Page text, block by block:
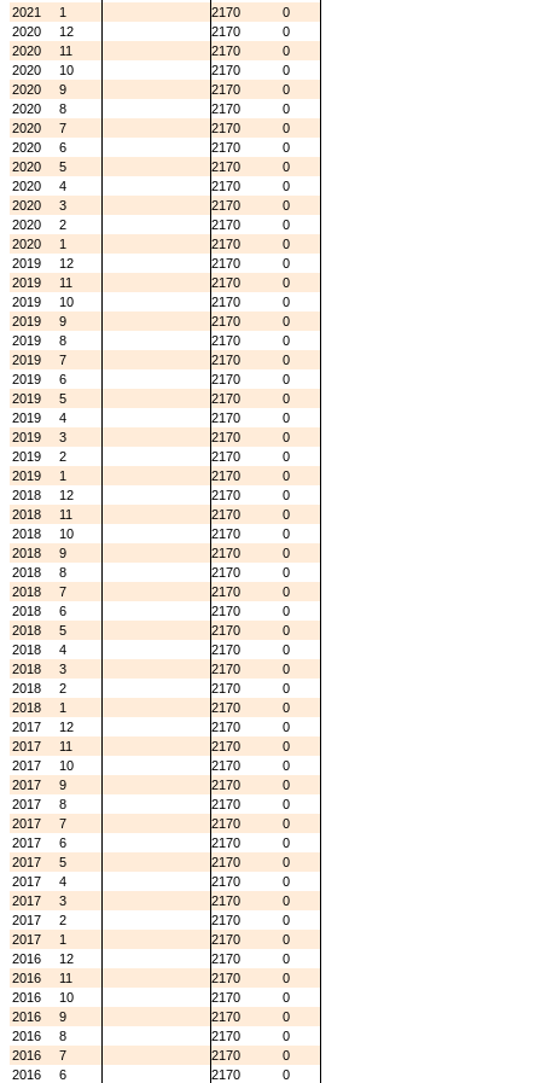
2021
1 2170
0
2020
12 2170
0
2020
11 2170
0
2020
10 2170
0
2020
9 2170
0
2020
8 2170
0
2020
7 2170
0
2020
6 2170
0
2020
5 2170
0
2020
4 2170
0
2020
3 2170
0
2020
2 2170
0
2020
1 2170
0
2019
12 2170
0
2019
11 2170
0
2019
10 2170
0
2019
9 2170
0
2019
8 2170
0
2019
7 2170
0
2019
6 2170
0
2019
5 2170
0
2019
4 2170
0
2019
3 2170
0
2019
2 2170
0
2019
1 2170
0
2018
12 2170
0
2018
11 2170
0
2018
10 2170
0
2018
9 2170
0
2018
8 2170
0
2018
7 2170
0
2018
6 2170
0
2018
5 2170
0
2018
4 2170
0
2018
3 2170
0
2018
2 2170
0
2018
1 2170
0
2017
12 2170
0
2017
11 2170
0
2017
10 2170
0
2017
9 2170
0
2017
8 2170
0
2017
7 2170
0
2017
6 2170
0
2017
5 2170
0
2017
4 2170
0
2017
3 2170
0
2017
2 2170
0
2017
1 2170
0
2016
12 2170
0
2016
11 2170
0
2016
10 2170
0
2016
9 2170
0
2016
8 2170
0
2016
7 2170
0
2016
6 2170
0